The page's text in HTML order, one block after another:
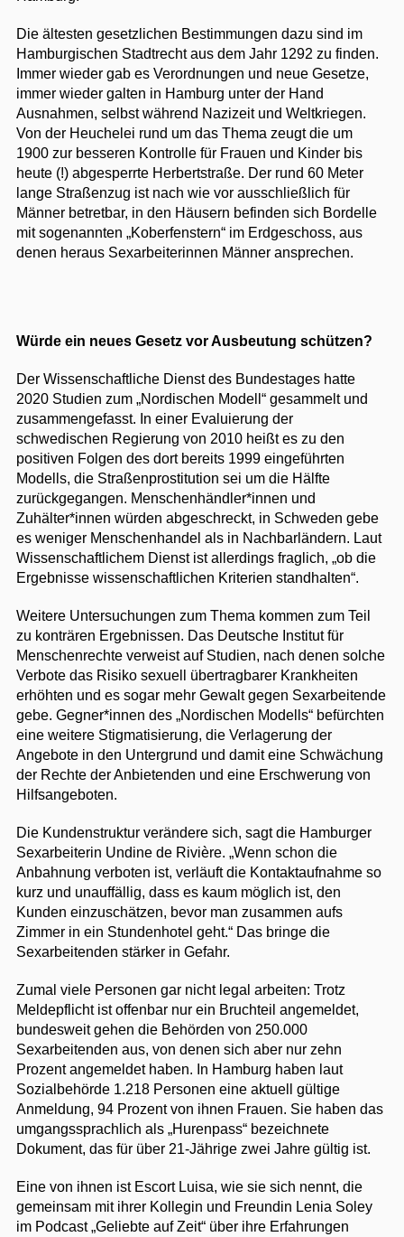
Die ältesten gesetzlichen Bestimmungen dazu sind im
Hamburgischen Stadtrecht aus dem Jahr 1292 zu finden.
Immer wieder gab es Verordnungen und neue Gesetze,
immer wieder galten in Hamburg unter der Hand
Ausnahmen, selbst während Nazizeit und Weltkriegen.
Von der Heuchelei rund um das Thema zeugt die um
1900 zur besseren Kontrolle für Frauen und Kinder bis
heute (!) abgesperrte Herbertstraße. Der rund 60 Meter
lange Straßenzug ist nach wie vor ausschließlich für
Männer betretbar, in den Häusern befinden sich Bordelle
mit sogenannten „Koberfenstern“ im Erdgeschoss, aus
denen heraus Sexarbeiterinnen Männer ansprechen.
Würde ein neues Gesetz vor Ausbeutung schützen?
Der Wissenschaftliche Dienst des Bundestages hatte
2020 Studien zum „Nordischen Modell“ gesammelt und
zusammengefasst. In einer Evaluierung der
schwedischen Regierung von 2010 heißt es zu den
positiven Folgen des dort bereits 1999 eingeführten
Modells, die Straßenprostitution sei um die Hälfte
zurückgegangen. Menschenhändler*innen und
Zuhälter*innen würden abgeschreckt, in Schweden gebe
es weniger Menschenhandel als in Nachbarländern. Laut
Wissenschaftlichem Dienst ist allerdings fraglich, „ob die
Ergebnisse wissenschaftlichen Kriterien standhalten“.
Weitere Untersuchungen zum Thema kommen zum Teil
zu konträren Ergebnissen. Das Deutsche Institut für
Menschenrechte verweist auf Studien, nach denen solche
Verbote das Risiko sexuell übertragbarer Krankheiten
erhöhten und es sogar mehr Gewalt gegen Sexarbeitende
gebe. Gegner*innen des „Nordischen Modells“ befürchten
eine weitere Stigmatisierung, die Verlagerung der
Angebote in den Untergrund und damit eine Schwächung
der Rechte der Anbietenden und eine Erschwerung von
Hilfsangeboten.
Die Kundenstruktur verändere sich, sagt die Hamburger
Sexarbeiterin Undine de Rivière. „Wenn schon die
Anbahnung verboten ist, verläuft die Kontaktaufnahme so
kurz und unauffällig, dass es kaum möglich ist, den
Kunden einzuschätzen, bevor man zusammen aufs
Zimmer in ein Stundenhotel geht.“ Das bringe die
Sexarbeitenden stärker in Gefahr.
Zumal viele Personen gar nicht legal arbeiten: Trotz
Meldepflicht ist offenbar nur ein Bruchteil angemeldet,
bundesweit gehen die Behörden von 250.000
Sexarbeitenden aus, von denen sich aber nur zehn
Prozent angemeldet haben. In Hamburg haben laut
Sozialbehörde 1.218 Personen eine aktuell gültige
Anmeldung, 94 Prozent von ihnen Frauen. Sie haben das
umgangssprachlich als „Hurenpass“ bezeichnete
Dokument, das für über 21-Jährige zwei Jahre gültig ist.
Eine von ihnen ist Escort Luisa, wie sie sich nennt, die
gemeinsam mit ihrer Kollegin und Freundin Lenia Soley
im Podcast „Geliebte auf Zeit“ über ihre Erfahrungen